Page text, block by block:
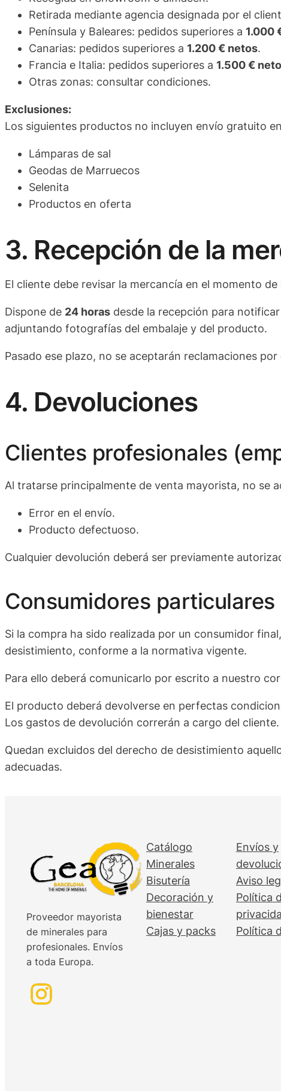
Retirada mediante agencia designada por el
Península y Baleares: pedidos superiores a 1.000
Canarias: pedidos superiores a 1.200 € netos.
Francia e Italia: pedidos superiores a 1.500 €
Otras zonas: consultar condiciones.
Exclusiones:
Los siguientes productos no incluyen envío gratuito
Lámparas de sal
Geodas de Marruecos
Selenita
Productos en oferta
3. Recepción de la
El cliente debe revisar la mercancía en el momento de
Dispone de 24 horas desde la recepción para
adjuntando fotografías del embalaje y del producto.
Pasado ese plazo, no se aceptarán reclamaciones
4. Devoluciones
Clientes profesionales
Al tratarse principalmente de venta mayorista, no se
Error en el envío.
Producto defectuoso.
Cualquier devolución deberá ser previamente
Consumidores particulares
Si la compra ha sido realizada por un consumidor
desistimiento, conforme a la normativa vigente.
Para ello deberá comunicarlo por escrito a nuestro
El producto deberá devolverse en perfectas
Los gastos de devolución correrán a cargo del cliente.
Quedan excluidos del derecho de desistimiento
adecuadas.
Proveedor mayorista
de minerales para
profesionales. Envíos
a toda Europa.
Catálogo
Minerales
Bisutería
Decoración y
bienestar
Cajas y packs
Envíos y
Aviso
Política
Política